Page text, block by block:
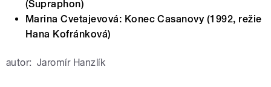
(Supraphon)
Marina Cvetajevová: Konec Casanovy (1992, režie
Hana Kofránková)
autor: Jaromír Hanzlík